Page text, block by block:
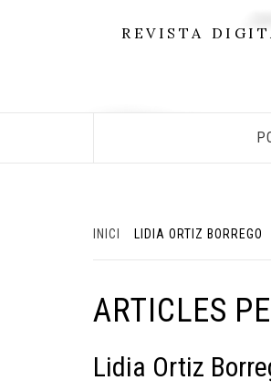
REVISTA
INICI LIDIA ORTIZ BORREGO
ARTICLES
Lidia Ortiz